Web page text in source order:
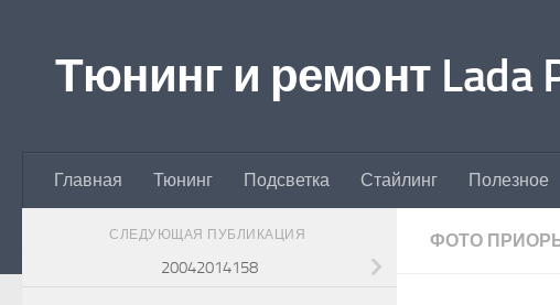
Тюнинг и ремонт Lada
Главная Тюнинг Подсветка Стайлинг Полезное
ФОТО
СЛЕДУЮЩАЯ ПУБЛИКАЦИЯ
20042014158